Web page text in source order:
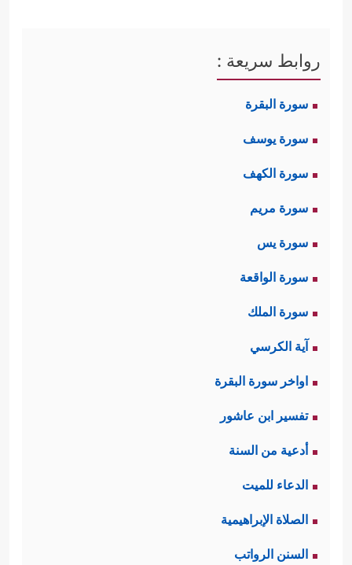
روابط سريعة :
سورة البقرة
سورة يوسف
سورة الكهف
سورة مريم
سورة يس
سورة الواقعة
سورة الملك
آية الكرسي
اواخر سورة البقرة
تفسير ابن عاشور
أدعية من السنة
الدعاء للميت
الصلاة الإبراهيمية
السنن الرواتب